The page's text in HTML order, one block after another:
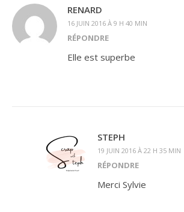
RENARD
16 JUIN 2016 À 9 H 40 MIN
RÉPONDRE
Elle est superbe
STEPH
19 JUIN 2016 À 22 H 35 MIN
RÉPONDRE
Merci Sylvie